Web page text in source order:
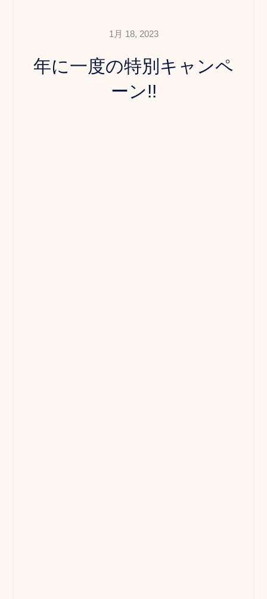
1月 18, 2023
年に一度の特別キャンペ
ーン!!